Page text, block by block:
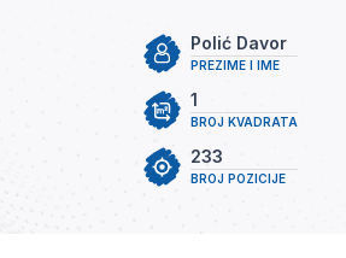
PREZIME I IME
Polić Davor
BROJ KVADRATA
1
BROJ POZICIJE
233